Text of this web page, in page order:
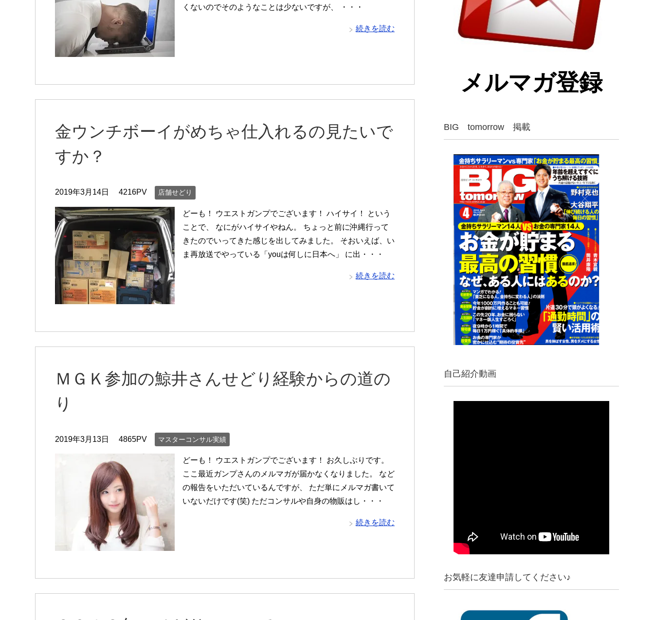
くないのでそのようなことは少ないですが、 ・・・
続きを読む
金ウンチボーイがめちゃ仕入れるの見たいで
すか？
2019年3月14日 4216PV 店舗せどり
どーも！ ウエストガンプでございます！ ハイサイ！ という
ことで、 なにがハイサイやねん。 ちょっと前に沖縄行って
きたのでいってきた感じを出してみました。 そおいえば、い
ま再放送でやっている「youは何しに日本へ」 に出・・・
続きを読む
ＭＧＫ参加の鯨井さんせどり経験からの道の
り
2019年3月13日 4865PV マスターコンサル実績
どーも！ ウエストガンプでございます！ お久しぶりです。
ここ最近ガンプさんのメルマガが届かなくなりました。 など
の報告をいただいているんですが、 ただ単にメルマガ書いて
いないだけです(笑) ただコンサルや自身の物販はし・・・
続きを読む
メルマガ登録
BIG tomorrow 掲載
自己紹介動画
お気軽に友達申請してください♪